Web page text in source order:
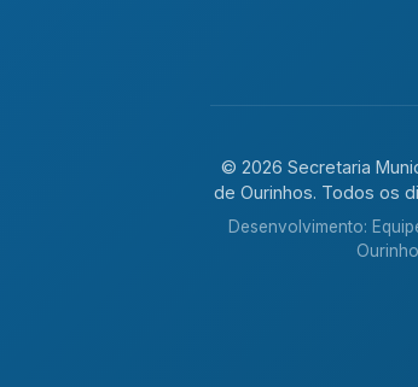
© 2026 Secretaria
de Ourinhos. Todos os
Desenvolvimento: